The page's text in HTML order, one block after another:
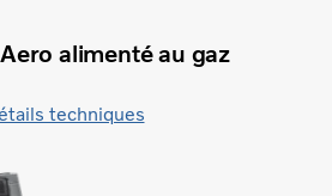
alimenté au gaz
techniques